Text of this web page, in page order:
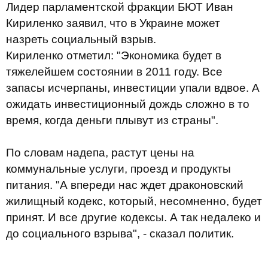
Лидер парламентской фракции БЮТ Иван
Кириленко заявил, что в Украине может
назреть социальный взрыв.
Кириленко отметил: "Экономика будет в
тяжелейшем состоянии в 2011 году. Все
запасы исчерпаны, инвестиции упали вдвое. А
ожидать инвестиционный дождь сложно в то
время, когда деньги плывут из страны".
По словам надепа, растут цены на
коммунальные услуги, проезд и продукты
питания. "А впереди нас ждет драконовский
жилищный кодекс, который, несомненно, будет
принят. И все другие кодексы. А так недалеко и
до социального взрыва", - сказал политик.